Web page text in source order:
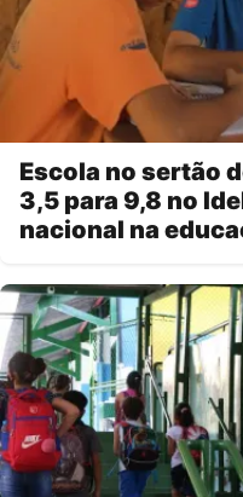
Escola no sertão
3,5 para 9,8 no
nacional na